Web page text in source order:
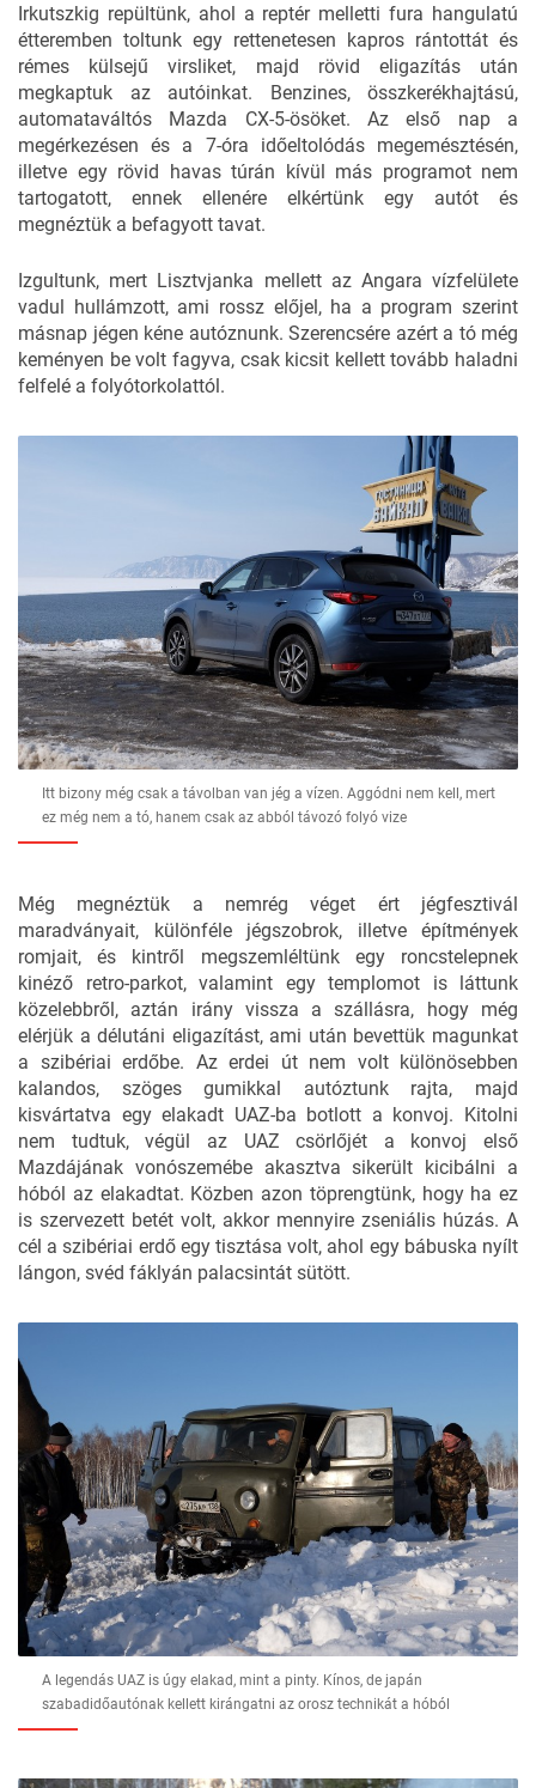
Irkutszkig repültünk, ahol a reptér melletti fura hangulatú
étteremben toltunk egy rettenetesen kapros rántottát és
rémes külsejű virsliket, majd rövid eligazítás után
megkaptuk az autóinkat. Benzines, összkerékhajtású,
automataváltós Mazda CX-5-ösöket. Az első nap a
megérkezésen és a 7-óra időeltolódás megemésztésén,
illetve egy rövid havas túrán kívül más programot nem
tartogatott, ennek ellenére elkértünk egy autót és
megnéztük a befagyott tavat.
Izgultunk, mert Lisztvjanka mellett az Angara vízfelülete
vadul hullámzott, ami rossz előjel, ha a program szerint
másnap jégen kéne autóznunk. Szerencsére azért a tó még
keményen be volt fagyva, csak kicsit kellett tovább haladni
felfelé a folyótorkolattól.
Itt bizony még csak a távolban van jég a vízen. Aggódni nem kell, mert
ez még nem a tó, hanem csak az abból távozó folyó vize
Még megnéztük a nemrég véget ért jégfesztivál
maradványait, különféle jégszobrok, illetve építmények
romjait, és kintről megszemléltünk egy roncstelepnek
kinéző retro-parkot, valamint egy templomot is láttunk
közelebbről, aztán irány vissza a szállásra, hogy még
elérjük a délutáni eligazítást, ami után bevettük magunkat
a szibériai erdőbe. Az erdei út nem volt különösebben
kalandos, szöges gumikkal autóztunk rajta, majd
kisvártatva egy elakadt UAZ-ba botlott a konvoj. Kitolni
nem tudtuk, végül az UAZ csörlőjét a konvoj első
Mazdájának vonószemébe akasztva sikerült kicibálni a
hóból az elakadtat. Közben azon töprengtünk, hogy ha ez
is szervezett betét volt, akkor mennyire zseniális húzás. A
cél a szibériai erdő egy tisztása volt, ahol egy bábuska nyílt
lángon, svéd fáklyán palacsintát sütött.
A legendás UAZ is úgy elakad, mint a pinty. Kínos, de japán
szabadidőautónak kellett kirángatni az orosz technikát a hóból